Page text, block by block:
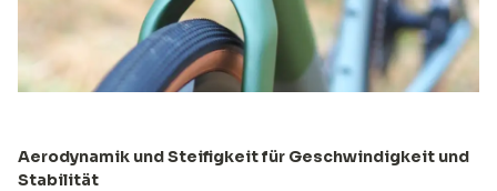
Aerodynamik und Steifigkeit für Geschwindigkeit und
Stabilität